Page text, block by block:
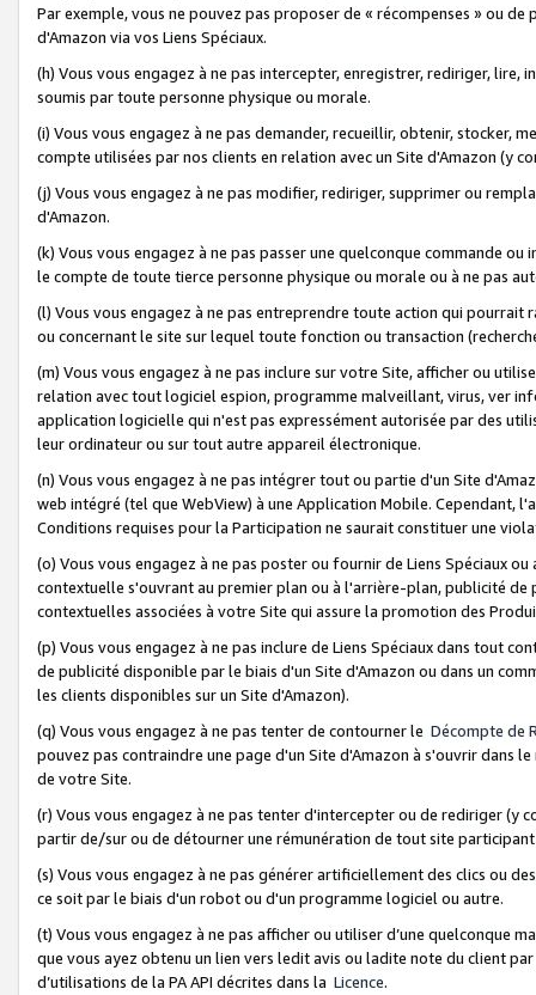
Par exemple, vous ne pouvez pas proposer de « récompenses » ou
d'Amazon via vos Liens Spéciaux.
(h) Vous vous engagez à ne pas intercepter, enregistrer, rediriger,
soumis par toute personne physique ou morale.
(i) Vous vous engagez à ne pas demander, recueillir, obtenir, stocker,
compte utilisées par nos clients en relation avec un Site d'Amazon (y
(j) Vous vous engagez à ne pas modifier, rediriger, supprimer ou
d'Amazon.
(k) Vous vous engagez à ne pas passer une quelconque commande
le compte de toute tierce personne physique ou morale ou à ne pas
(l) Vous vous engagez à ne pas entreprendre toute action qui
ou concernant le site sur lequel toute fonction ou transaction
(m) Vous vous engagez à ne pas inclure sur votre Site, afficher ou
relation avec tout logiciel espion, programme malveillant, virus, ver
application logicielle qui n'est pas expressément autorisée par des
leur ordinateur ou sur tout autre appareil électronique.
(n) Vous vous engagez à ne pas intégrer tout ou partie d'un Site
web intégré (tel que WebView) à une Application Mobile. Cependant,
Conditions requises pour la Participation ne saurait constituer une
(o) Vous vous engagez à ne pas poster ou fournir de Liens Spéciaux
contextuelle s'ouvrant au premier plan ou à l'arrière-plan, publicité
contextuelles associées à votre Site qui assure la promotion des
(p) Vous vous engagez à ne pas inclure de Liens Spéciaux dans tout
de publicité disponible par le biais d'un Site d'Amazon ou dans un
les clients disponibles sur un Site d'Amazon).
(q) Vous vous engagez à ne pas tenter de contourner le Décompte de
pouvez pas contraindre une page d'un Site d'Amazon à s'ouvrir dans
de votre Site.
(r) Vous vous engagez à ne pas tenter d'intercepter ou de rediriger
partir de/sur ou de détourner une rémunération de tout site
(s) Vous vous engagez à ne pas générer artificiellement des clics ou
ce soit par le biais d'un robot ou d'un programme logiciel ou autre.
(t) Vous vous engagez à ne pas afficher ou utiliser d’une quelconque
que vous ayez obtenu un lien vers ledit avis ou ladite note du client
d’utilisations de la PA API décrites dans la Licence.